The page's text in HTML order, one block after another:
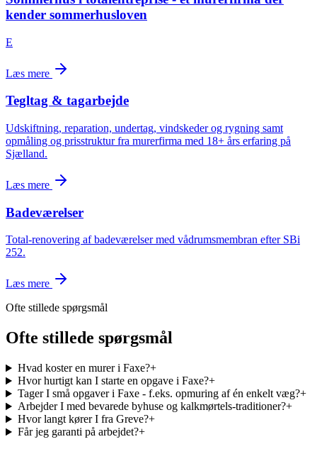
kender sommerhusloven
E
Læs mere
Tegltag & tagarbejde
Udskiftning, reparation, undertag, vindskeder og rygning samt
opmåling og prisstruktur fra murerfirma med 18+ års erfaring på
Sjælland.
Læs mere
Badeværelser
Total-renovering af badeværelser med vådrumsmembran efter SBi
252.
Læs mere
Ofte stillede spørgsmål
Ofte stillede spørgsmål
Hvad koster en murer i Faxe?+
Hvor hurtigt kan I starte en opgave i Faxe?+
Tager I små opgaver i Faxe - f.eks. opmuring af én enkelt væg?+
Arbejder I med bevarede byhuse og kalkmørtels-traditioner?+
Hvor langt kører I fra Greve?+
Får jeg garanti på arbejdet?+